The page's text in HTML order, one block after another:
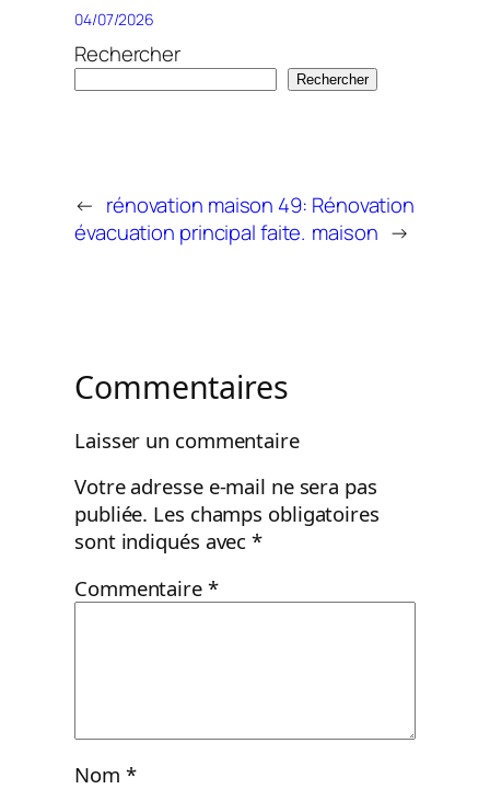
04/07/2026
Rechercher
Rechercher
← rénovation maison 49:
évacuation principal faite.
Rénovation
maison →
Commentaires
Laisser un commentaire
Votre adresse e-mail ne sera pas
publiée. Les champs obligatoires
sont indiqués avec*
Commentaire *
Nom *